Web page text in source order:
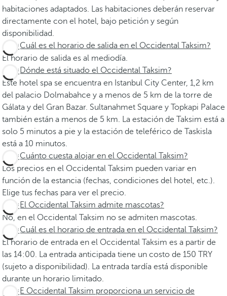
habitaciones adaptados. Las habitaciones deberán reservar
directamente con el hotel, bajo petición y según
disponibilidad.
¿Cuál es el horario de salida en el Occidental Taksim?
El horario de salida es al mediodía.
¿Dónde está situado el Occidental Taksim?
Este hotel spa se encuentra en Istanbul City Center, 1,2 km
del palacio Dolmabahce y a menos de 5 km de la torre de
Gálata y del Gran Bazar. Sultanahmet Square y Topkapi Palace
también están a menos de 5 km. La estación de Taksim está a
solo 5 minutos a pie y la estación de teleférico de Taskisla
está a 10 minutos.
¿Cuánto cuesta alojar en el Occidental Taksim?
Los precios en el Occidental Taksim pueden variar en
función de la estancia (fechas, condiciones del hotel, etc.).
Elige tus fechas para ver el precio.
¿El Occidental Taksim admite mascotas?
No, en el Occidental Taksim no se admiten mascotas.
¿Cuál es el horario de entrada en el Occidental Taksim?
El horario de entrada en el Occidental Taksim es a partir de
las 14:00. La entrada anticipada tiene un costo de 150 TRY
(sujeto a disponibilidad). La entrada tardía está disponible
durante un horario limitado.
¿E Occidental Taksim proporciona un servicio de